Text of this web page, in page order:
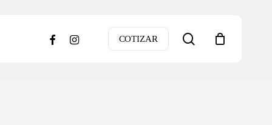
COTIZAR search
facebookinstagram